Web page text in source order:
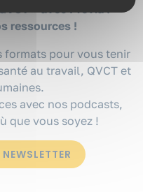
» avec Prévia :
ressources !
formats pour vous tenir
au travail, QVCT et
avec nos podcasts,
que vous soyez !